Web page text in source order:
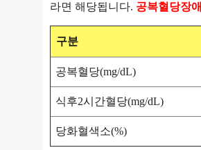
라면 해당됩니다. 공복혈당장애
구분
공복혈당(mg/dL)
식후2시간혈당(mg/dL)
당화혈색소(%)